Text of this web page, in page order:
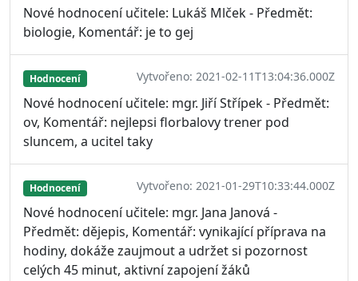
Nové hodnocení učitele: Lukáš Mlček - Předmět:
biologie, Komentář: je to gej
Hodnocení Vytvořeno: 2021-02-11T13:04:36.000Z
Nové hodnocení učitele: mgr. Jiří Střípek - Předmět:
ov, Komentář: nejlepsi florbalovy trener pod
sluncem, a ucitel taky
Hodnocení Vytvořeno: 2021-01-29T10:33:44.000Z
Nové hodnocení učitele: mgr. Jana Janová -
Předmět: dějepis, Komentář: vynikající příprava na
hodiny, dokáže zaujmout a udržet si pozornost
celých 45 minut, aktivní zapojení žáků